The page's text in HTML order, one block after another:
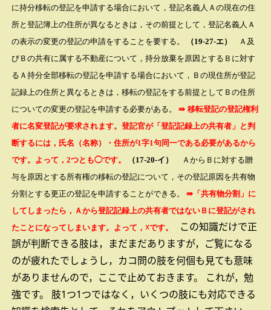
に持分移転の登記を申請する場合において，登記名義人Ａの現在の住
所と登記簿上の住所が異なるときは，その前提として，登記名義人Ａ
の表示の変更の登記の申請をすることを要する。
（19-27-エ）
Ａ及
びＢの共有に属する不動産について，持分放棄を原因とするＢに対す
るＡ持分全部移転の登記を申請する場合において，Ｂの現住所が登記
記録上の住所と異なるときは，移転の登記をする前提としてＢの住所
についての変更の登記を申請する必要がある。
⇛ 移転登記の登記権利
者に名変登記が要求されます。 登記官が「登記記録上の共有者」と判
断するには，氏名（名称）・住所が1字1句同一である必要があるから
です。よって，2つとも◯です。
（17-20-イ）
ＡからＢに対する贈
与を原因とする所有権の移転の登記について，その登記原因を共有物
分割とする更正の登記を申請することができる。
⇛「共有物分割」に
してしまったら，Ａから登記記録上の共有者ではないＢに登記がされ
たことになってしまいます。よって，☓です。
この知識だけで正
誤が判断できる肢は，まだまだありますが，ご覧になる
のが疲れたでしょうし，カコ問の肢を何個も見ても意味
がありませんので，ここで止めておきます。
これが，勉
強です。
肢1つ1つではなく，いくつの肢にも対応できる